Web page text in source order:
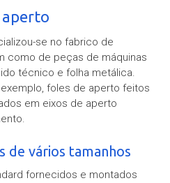
aperto
se no fabrico de
como de peças de máquinas
técnico e folha metálica.
foles de aperto feitos
em eixos de aperto
de vários tamanhos
fornecidos e montados